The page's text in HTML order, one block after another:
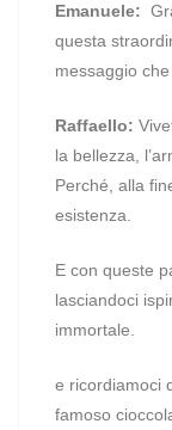
Emanuele:
questa
messaggio
Raffaello:
la bellezza,
Perché, alla
esistenza.
E con queste
lasciandoci
immortale.
e ricordiamoci
famoso